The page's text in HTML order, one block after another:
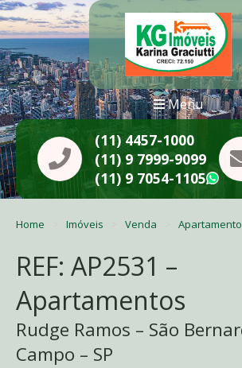
Menu
(11) 4457-1000
(11) 9 7999-9099
(11) 9 7054-1105
Home Imóveis Venda
REF: AP2531 –
Apartamentos
Rudge Ramos – São
Campo – SP